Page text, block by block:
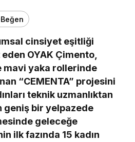
Beğen
cinsiyet eşitliği
OYAK Çimento,
mavi yaka rollerinde
“CEMENTA” projesini
teknik uzmanlıktan
geniş bir yelpazede
geleceğe
ilk fazında 15 kadın